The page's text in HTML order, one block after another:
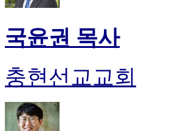
국윤권 목사
충현선교교회